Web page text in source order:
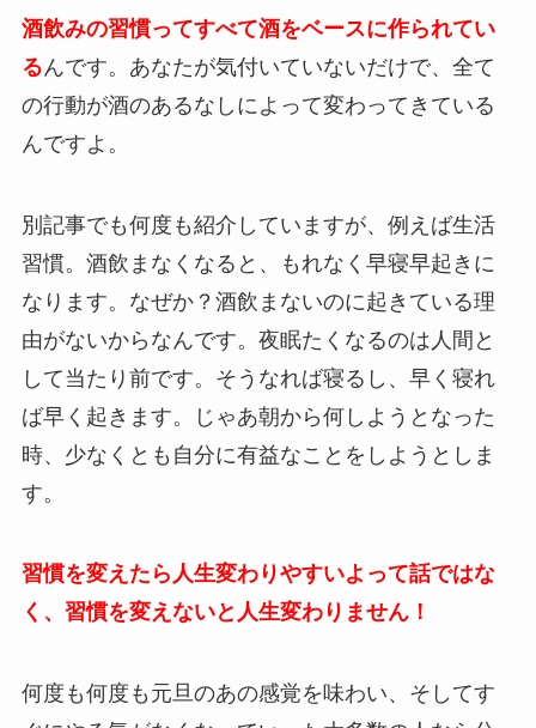
酒飲みの習慣ってすべて酒をベースに作られてい
るんです。あなたが気付いていないだけで、全て
の行動が酒のあるなしによって変わってきている
んですよ。
別記事でも何度も紹介していますが、例えば生活
習慣。酒飲まなくなると、もれなく早寝早起きに
なります。なぜか？酒飲まないのに起きている理
由がないからなんです。夜眠たくなるのは人間と
して当たり前です。そうなれば寝るし、早く寝れ
ば早く起きます。じゃあ朝から何しようとなった
時、少なくとも自分に有益なことをしようとしま
す。
習慣を変えたら人生変わりやすいよって話ではな
く、習慣を変えないと人生変わりません！
何度も何度も元旦のあの感覚を味わい、そしてす